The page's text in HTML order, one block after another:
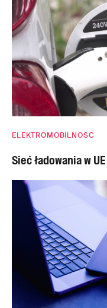
ELEKTROMOBILNOŚĆ
Sieć ładowania w